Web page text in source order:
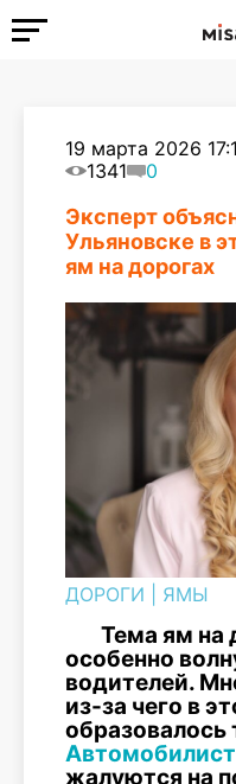
19 марта 2026
1341
0
Эксперт
Ульяновске в
ям на дорогах
ДОРОГИ ЯМЫ
Тема ям на
особенно
водителей.
из-за чего в
образовалось
жалуются на